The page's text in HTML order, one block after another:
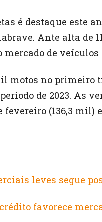
é destaque este
Ante alta de
de veículos
motos no primeiro
de 2023. As
fevereiro (136,3 mil)
leves segue
favorece